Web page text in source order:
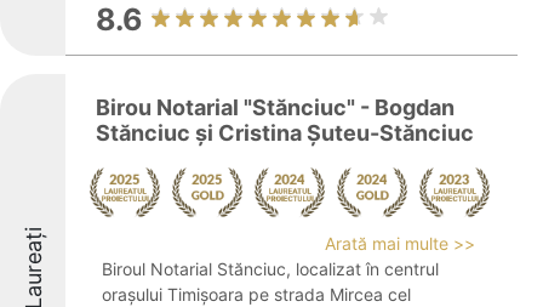
8.6
Laureați
Birou Notarial "Stănciuc" - Bogdan
Stănciuc și Cristina Șuteu-Stănciuc
Arată mai multe >>
Biroul Notarial Stănciuc, localizat în centrul
orașului Timișoara pe strada Mircea cel